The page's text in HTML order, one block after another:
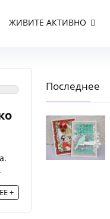
ЖИВИТЕ АКТИВНО
+
Последнее